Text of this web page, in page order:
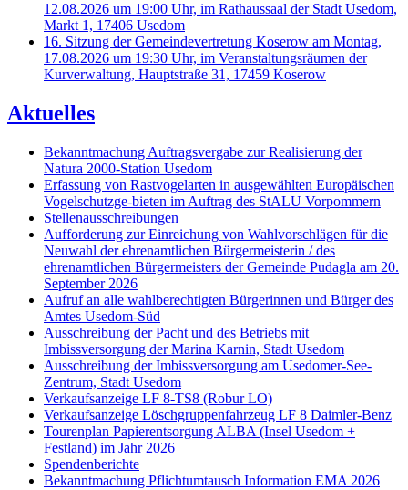
12.08.2026 um 19:00 Uhr, im Rathaussaal der Stadt Usedom,
Markt 1, 17406 Usedom
16. Sitzung der Gemeindevertretung Koserow am Montag,
17.08.2026 um 19:30 Uhr, im Veranstaltungsräumen der
Kurverwaltung, Hauptstraße 31, 17459 Koserow
Aktuelles
Bekanntmachung Auftragsvergabe zur Realisierung der
Natura 2000-Station Usedom
Erfassung von Rastvogelarten in ausgewählten Europäischen
Vogelschutzge-bieten im Auftrag des StALU Vorpommern
Stellenausschreibungen
Aufforderung zur Einreichung von Wahlvorschlägen für die
Neuwahl der ehrenamtlichen Bürgermeisterin / des
ehrenamtlichen Bürgermeisters der Gemeinde Pudagla am 20.
September 2026
Aufruf an alle wahlberechtigten Bürgerinnen und Bürger des
Amtes Usedom-Süd
Ausschreibung der Pacht und des Betriebs mit
Imbissversorgung der Marina Karnin, Stadt Usedom
Ausschreibung der Imbissversorgung am Usedomer-See-
Zentrum, Stadt Usedom
Verkaufsanzeige LF 8-TS8 (Robur LO)
Verkaufsanzeige Löschgruppenfahrzeug LF 8 Daimler-Benz
Tourenplan Papierentsorgung ALBA (Insel Usedom +
Festland) im Jahr 2026
Spendenberichte
Bekanntmachung Pflichtumtausch Information EMA 2026